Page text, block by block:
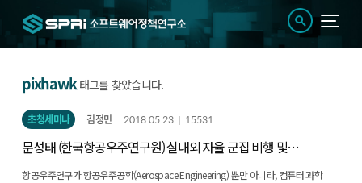
pixhawk태그를 찾았습니다.
초청세미나 김정민 2018.05.23 15531
문성태 (한국항공우주연구원) 실내외 자율 군집 비행 및
오픈소스 기반의 비행 제어 시스템 생태계 소개
항공우주연구가 항공우주공학(Aerospace Engineering) 뿐만 아니라, 컴퓨터 과학